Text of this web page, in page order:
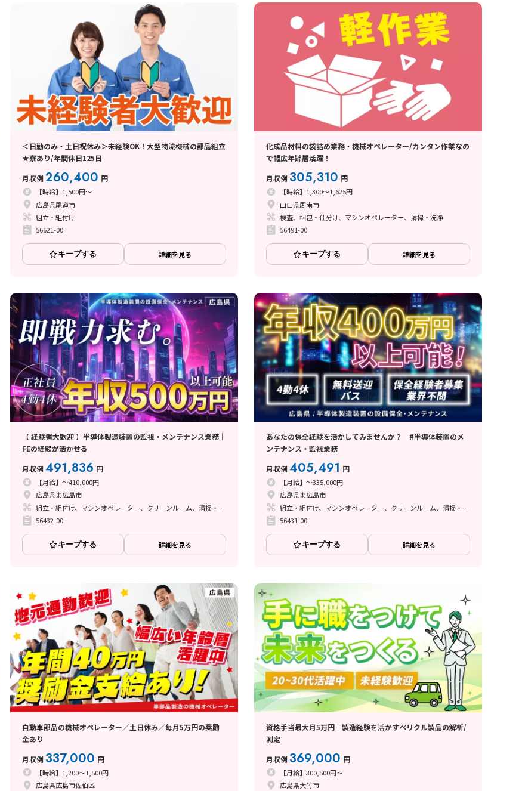
＜日勤のみ・土日祝休み＞未経験OK！大型物流機械の部品組立
★寮あり/年間休日125日
月収例260,400 円
【時給】1,500円～
広島県尾道市
組立・組付け
56621-00
キープする 詳細を見る
化成品材料の袋詰め業務・機械オペレーター/カンタン作業なの
で幅広年齢層活躍！
月収例 305,310 円
【時給】1,300～1,625円
山口県周南市
検査、梱包・仕分け、マシンオペレーター、清掃・洗浄
56491-00
キープする 詳細を見る
【 経験者大歓迎 】半導体製造装置の監視・メンテナンス業務｜
FEの経験が活かせる
月収例 491,836 円
【月給】～410,000円
広島県東広島市
組立・組付け、マシンオペレーター、クリーンルーム、清掃・洗浄、メンテナンス・保全
56432-00
キープする 詳細を見る
あなたの保全経験を活かしてみませんか？ #半導体装置のメ
ンテナンス・監視業務
月収例 405,491 円
【月給】～335,000円
広島県東広島市
組立・組付け、マシンオペレーター、クリーンルーム、清掃・洗浄、メンテナンス・保全
56431-00
キープする 詳細を見る
自動車部品の機械オペレーター／土日休み／毎月5万円の奨励
金あり
月収例 337,000 円
【時給】1,200～1,500円
広島県広島市佐伯区
資格手当最大月5万円｜製造経験を活かすペリクル製品の解析/
測定
月収例 369,000 円
【月給】300,500円～
広島県大竹市